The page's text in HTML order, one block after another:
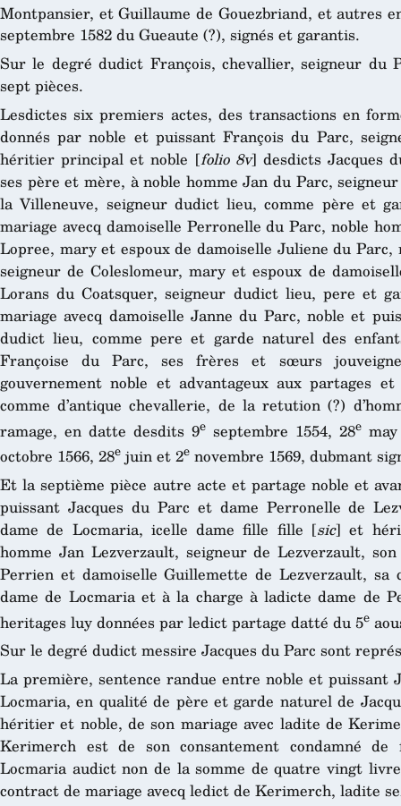
Montpansier, et Guillaume de Gouezbriand, et autres
septembre 1582 du Gueaute (?), signés et garantis.
Sur le degré dudict François, chevallier, seigneur du
sept pièces.
Lesdictes six premiers actes, des transactions en
donnés par noble et puissant François du Parc,
héritier principal et noble [folio 8v] desdicts Jacques
ses père et mère, à noble homme Jan du Parc,
la Villeneuve, seigneur dudict lieu, comme père et
mariage avecq damoiselle Perronelle du Parc, noble
Lopree, mary et espoux de damoiselle Juliene du
seigneur de Coleslomeur, mary et espoux de
Lorans du Coatsquer, seigneur dudict lieu, pere et
mariage avecq damoiselle Janne du Parc, noble et
dudict lieu, comme pere et garde naturel des
Françoise du Parc, ses frères et sœurs
gouvernement noble et advantageux aux partages
comme d’antique chevallerie, de la retution (?)
ramage, en datte desdits 9e septembre 1554, 28e
octobre 1566, 28e juin et 2e novembre 1569, dubmant
Et la septième pièce autre acte et partage noble et
puissant Jacques du Parc et dame Perronelle de
dame de Locmaria, icelle dame fille fille [sic] et
homme Jan Lezverzault, seigneur de Lezverzault,
Perrien et damoiselle Guillemette de Lezverzault, sa
dame de Locmaria et à la charge à ladicte dame de
heritages luy données par ledict partage datté du 5e
Sur le degré dudict messire Jacques du Parc sont
La première, sentence randue entre noble et puissant
Locmaria, en qualité de père et garde naturel de
héritier et noble, de son mariage avec ladite de
Kerimerch est de son consantement condamné
Locmaria audict non de la somme de quatre vingt
contract de mariage avecq ledict de Kerimerch, ladite